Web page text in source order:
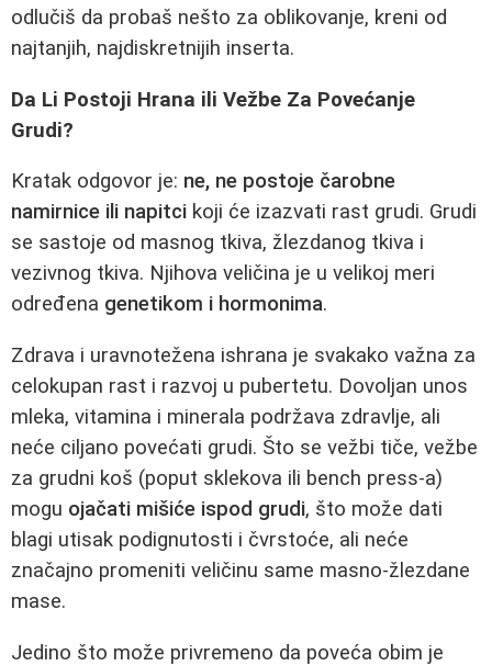
odlučiš da probaš nešto za oblikovanje, kreni od
najtanjih, najdiskretnijih inserta.
Da Li Postoji Hrana ili Vežbe Za Povećanje
Grudi?
Kratak odgovor je: ne, ne postoje čarobne
namirnice ili napitci koji će izazvati rast grudi. Grudi
se sastoje od masnog tkiva, žlezdanog tkiva i
vezivnog tkiva. Njihova veličina je u velikoj meri
određena genetikom i hormonima.
Zdrava i uravnotežena ishrana je svakako važna za
celokupan rast i razvoj u pubertetu. Dovoljan unos
mleka, vitamina i minerala podržava zdravlje, ali
neće ciljano povećati grudi. Što se vežbi tiče, vežbe
za grudni koš (poput sklekova ili bench press-a)
mogu ojačati mišiće ispod grudi, što može dati
blagi utisak podignutosti i čvrstoće, ali neće
značajno promeniti veličinu same masno-žlezdane
mase.
Jedino što može privremeno da poveća obim je